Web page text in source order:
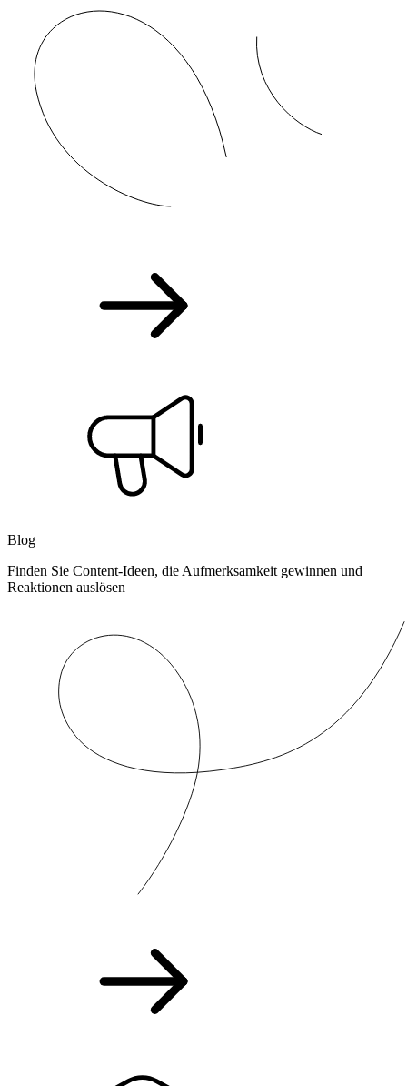
Blog
Finden Sie Content-Ideen, die Aufmerksamkeit gewinnen und
Reaktionen auslösen